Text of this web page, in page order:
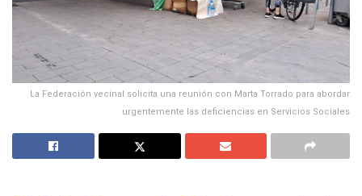
La Federación vecinal solicita una reunión con Marta Torrado para abordar
urgentemente las deficiencias en Servicios Sociales